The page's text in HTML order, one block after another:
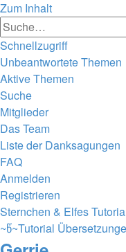
Zum Inhalt
Schnellzugriff
Unbeantwortete Themen
Aktive Themen
Suche
Mitglieder
Das Team
Liste der Danksagungen
FAQ
Anmelden
Registrieren
Sternchen & Elfes
~წ~Tutorial